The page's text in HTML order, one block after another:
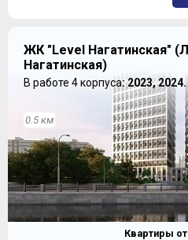
ЖК "Level Нагатинская"
Нагатинская)
В работе 4 корпуса: 2023, 2024.
0.5 км
Квартиры от